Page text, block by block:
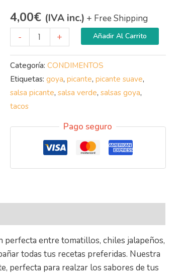
4,00€ (IVA inc.) + Free Shipping
-
+ Añadir Al Carrito
Categoría: CONDIMENTOS
Etiquetas: goya, picante, picante suave,
salsa picante, salsa verde, salsas goya,
tacos
Pago seguro
perfecta entre tomatillos, chiles jalapeños,
todas tus recetas preferidas. Nuestra
perfecta para realzar los sabores de tus